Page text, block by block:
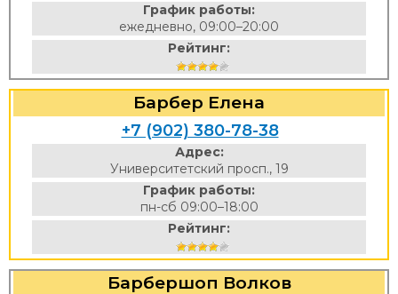
График работы:
ежедневно, 09:00–20:00
Рейтинг:
Барбер Елена
+7 (902) 380-78-38
Адрес:
Университетский просп., 19
График работы:
пн-сб 09:00–18:00
Рейтинг:
Барбершоп Волков